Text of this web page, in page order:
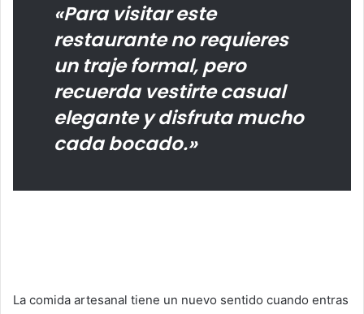
«Para visitar este
restaurante no requieres
un traje formal, pero
recuerda vestirte casual
elegante y disfruta mucho
cada bocado.»
La comida artesanal tiene un nuevo sentido cuando entras